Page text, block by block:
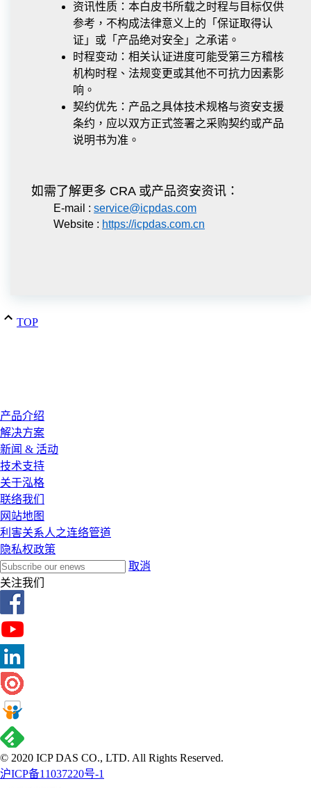
资讯性质：本白皮书所载之时程与目标仅供
参考，不构成法律意义上的「保证取得认
证」或「产品绝对安全」之承诺。
时程变动：相关认证进度可能受第三方稽核
机构时程、法规变更或其他不可抗力因素影
响。
契约优先：产品之具体技术规格与资安支援
条约，应以双方正式签署之采购契约或产品
说明书为准。
如需了解更多 CRA 或产品资安资讯：
E-mail : service@icpdas.com
Website : https://icpdas.com.cn
TOP
产品介绍
解决方案
新闻 & 活动
技术支持
关于泓格
联络我们
网站地图
利害关系人之连络管道
隐私权政策
取消
关注我们
© 2020 ICP DAS CO., LTD. All Rights Reserved.
沪ICP备11037220号-1